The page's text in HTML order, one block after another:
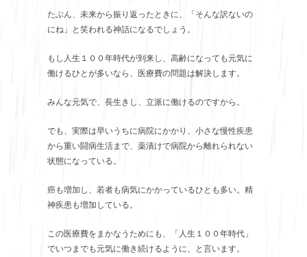
たぶん、未来から振り返ったときに、「そんな訳ないの
にね」と笑われる神話になるでしょう。
もし人生１００年時代が到来し、高齢になっても元気に
働けるひとが多いなら、医療費の問題は解決します。
みんな元気で、長生きし、立派に働けるのですから。
でも、実際は早いうちに病院にかかり、小さな慢性疾患
から重い闘病生活まで、薬漬けで病院から離れられない
状態になっている。
癌も増加し、若者も病気にかかっているひとも多い。精
神疾患も増加している。
この医療費をまかなうためにも、「人生１００年時代」
でいつまでも元気に働き続けるように、と言います。